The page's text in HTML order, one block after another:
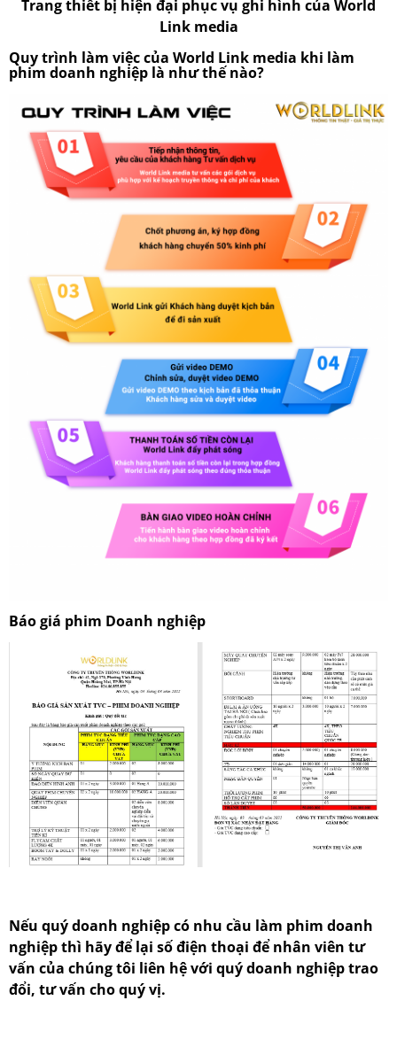
Trang thiết bị hiện đại phục vụ ghi hình của World
Link media
Quy trình làm việc của World Link media khi làm
phim doanh nghiệp là như thế nào?
Báo giá phim Doanh nghiệp
Nếu quý doanh nghiệp có nhu cầu làm phim doanh
nghiệp thì hãy để lại số điện thoại để nhân viên tư
vấn của chúng tôi liên hệ với quý doanh nghiệp trao
đổi, tư vấn cho quý vị.